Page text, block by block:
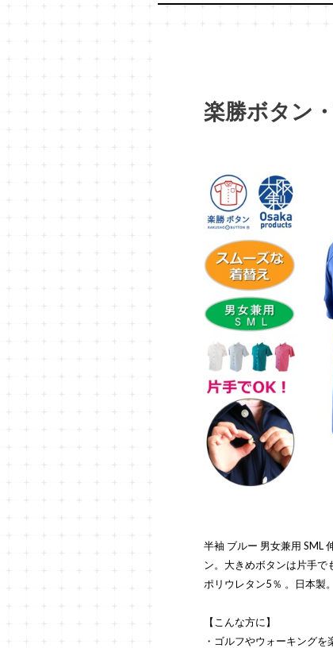
楽勝ボタン
半袖 ブルー 男女兼用 SML
ン。大きめボタンは片手で
ポリウレタン5％ 。日本製。
【こんな方に】
・ゴルフやウォーキングを